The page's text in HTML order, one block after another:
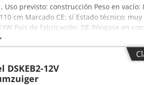
, Uso previsto: construcción Peso en vacío:
cm Marcado CE: sí Estado técnico:
País de fabricación: DE Póngase en
Kappel DSKEB2-12V * Año de
Apszlxuho Ief * Cargador
de 90° * Peso propio: 85 kg
DSKEB2-12V